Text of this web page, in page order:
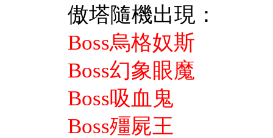
傲塔隨機出現：
Boss烏格奴斯
Boss幻象眼魔
Boss吸血鬼
Boss殭屍王